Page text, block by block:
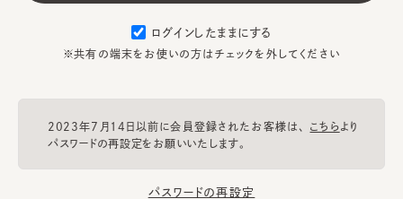
ログインしたままにする
※共有の端末をお使いの方はチェックを外してください
2023年7月14日以前に会員登録されたお客様は、 こちらより
パスワードの再設定をお願いいたします。
パスワードの再設定